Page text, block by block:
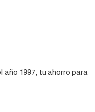
1997, tu ahorro para